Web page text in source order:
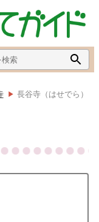
長谷寺（はせでら）